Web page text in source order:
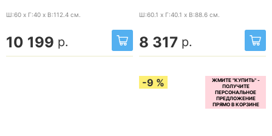
Ш:60 x Г:40 x В:112.4 см.
10 199 р.
Ш:60.1 x Г:40.1 x В:88.6 см.
8 317 р.
-9 %